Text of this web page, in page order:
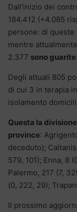
Dall’inizio dei
184.412 (+4.085
persone: di queste
mentre
2.377 sono
Degli attuali 805
di cui 3 in terapia
isolamento
Questa la
province:
deceduto);
579, 101); Enna, 8
Palermo, 217 (7,
(0, 222, 29);
Il prossimo